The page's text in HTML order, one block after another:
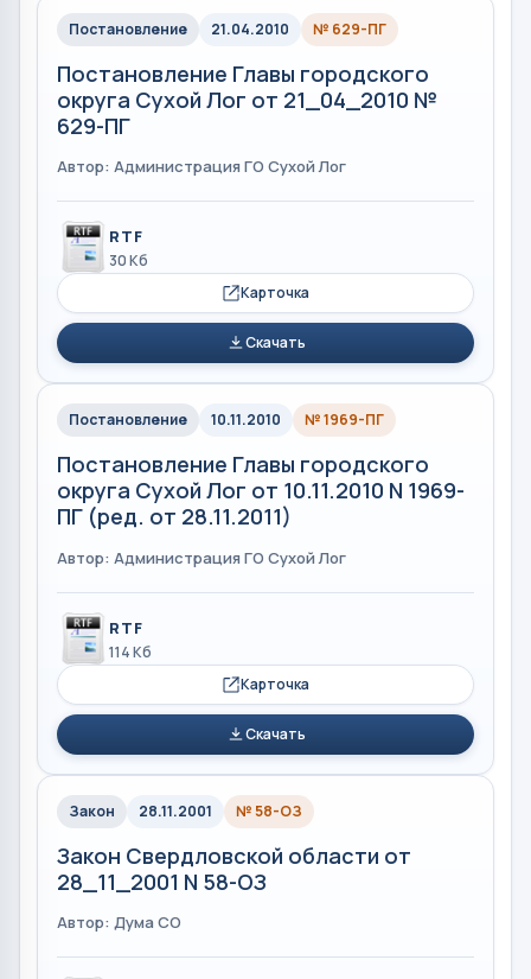
Постановление 21.04.2010 № 629-ПГ
Постановление Главы городского
округа Сухой Лог от 21_04_2010 №
629-ПГ
Автор: Администрация ГО Сухой Лог
RTF
30 Кб
Карточка
Скачать
Постановление 10.11.2010 № 1969-ПГ
Постановление Главы городского
округа Сухой Лог от 10.11.2010 N 1969-
ПГ (ред. от 28.11.2011)
Автор: Администрация ГО Сухой Лог
RTF
114 Кб
Карточка
Скачать
Закон 28.11.2001 № 58-ОЗ
Закон Свердловской области от
28_11_2001 N 58-ОЗ
Автор: Дума СО